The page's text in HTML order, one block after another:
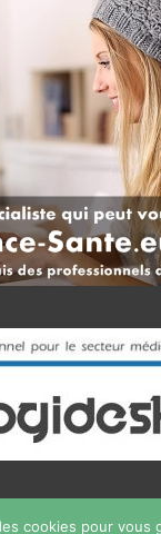
cookies pour vous